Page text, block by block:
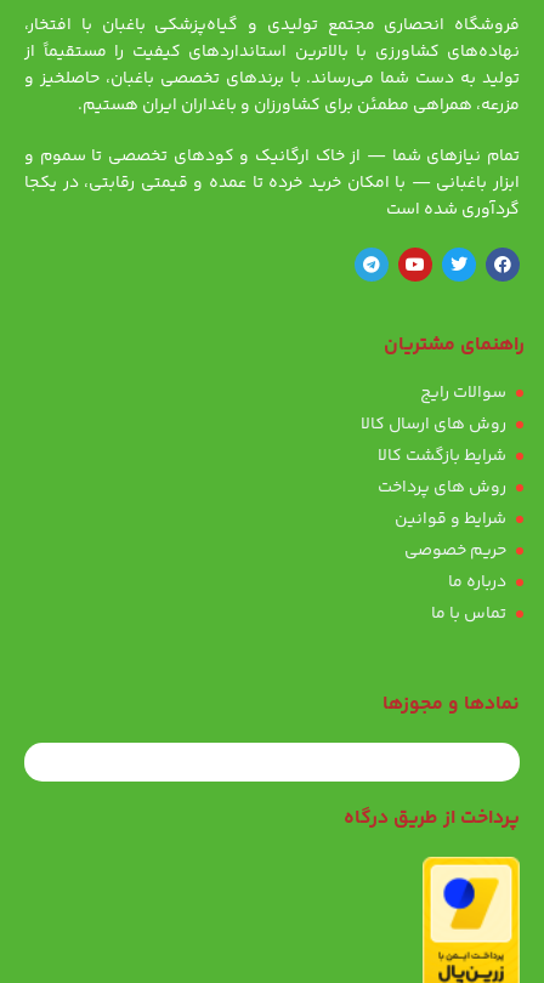
فروشگاه انحصاری مجتمع تولیدی و گیاه‌پزشکی باغبان با افتخار،
نهاده‌های کشاورزی با بالاترین استانداردهای کیفیت را مستقیماً از
تولید به دست شما می‌رساند. با برندهای تخصصی باغبان، حاصلخیز و
مزرعه، همراهی مطمئن برای کشاورزان و باغداران ایران هستیم.
تمام نیازهای شما — از خاک ارگانیک و کودهای تخصصی تا سموم و
ابزار باغبانی — با امکان خرید خرده تا عمده و قیمتی رقابتی، در یکجا
گردآوری شده است
راهنمای مشتریان
سوالات رایج
روش های ارسال کالا
شرایط بازگشت کالا
روش های پرداخت
شرایط و قوانین
حریم خصوصی
درباره ما
تماس با ما
نمادها و مجوزها
پرداخت از طریق درگاه